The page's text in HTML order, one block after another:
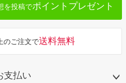
を投稿でポイントプレゼント
のご注文で送料無料
支払い